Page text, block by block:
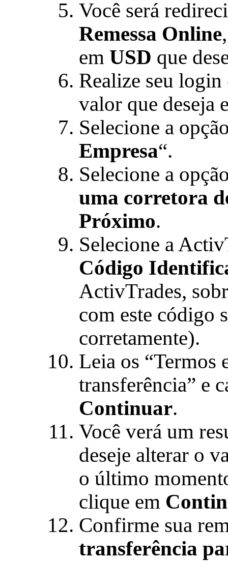
Você será
Remessa Online
em USD que
Realize seu
valor que deseja
Selecione a
Empresa“.
Selecione a
uma corretora
Próximo.
Selecione a
Código
ActivTrades,
com este código
corretamente).
Leia os “Termos
transferência” e
Continuar.
Você verá um
deseje alterar o
o último
clique em
Confirme sua
transferência